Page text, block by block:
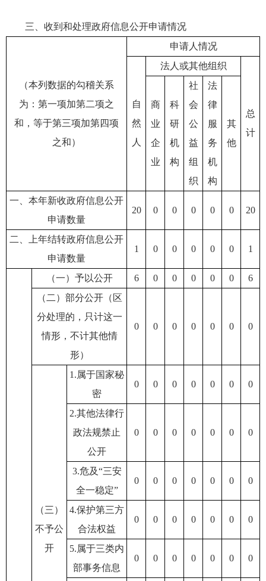
三、收到和处理政府信息公开申请情况
（本列数据的勾稽关系
为：第一项加第二项之
和，等于第三项加第四项
之和）
申请人情况
自
然
人
法人或其他组织
总
计
商
业
企
业
科
研
机
构
社
会
公
益
组
织
法
律
服
务
机
构
其
他
一、本年新收政府信息公开
申请数量
20 0 0 0 0 0 20
二、上年结转政府信息公开
申请数量
1 0 0 0 0 0 1
（一）予以公开 6 0 0 0 0 0
6
（二）部分公开（区
分处理的，只计这一
情形，不计其他情
形）
0 0 0 0 0 0 0
（三）
不予公
开
1.属于国家秘
密
0 0 0 0 0 0 0
2.其他法律行
政法规禁止
公开
0 0 0 0 0 0 0
3.危及“三安
全一稳定”
0 0 0 0 0 0 0
4.保护第三方
合法权益
0 0 0 0 0 0 0
5.属于三类内
部事务信息
0 0 0 0 0 0 0